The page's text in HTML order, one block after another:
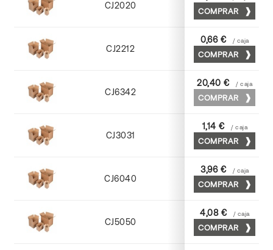
CJ2020
Kraft
COMPRAR
CJ2212
Kraft
0,66 € / caja
COMPRAR
CJ6342
Cuero
20,40 € / caja
COMPRAR
CJ3031
Kraft
1,14 € / caja
COMPRAR
CJ6040
Cuero
3,96 € / caja
COMPRAR
CJ5050
Cuero
4,08 € / caja
COMPRAR